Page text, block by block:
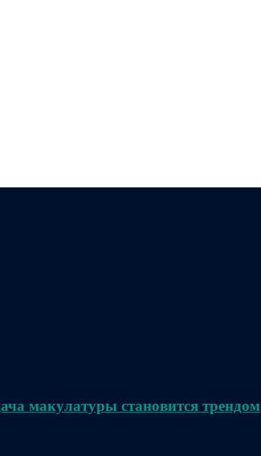
макулатуры становится трендом